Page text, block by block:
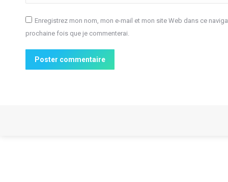
Enregistrez mon nom, mon e-mail et mon site Web dans ce
prochaine fois que je commenterai.
Poster commentaire